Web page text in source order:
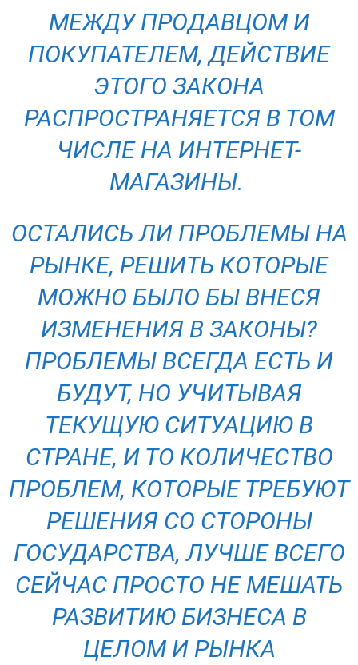
МЕЖДУ ПРОДАВЦОМ И
ПОКУПАТЕЛЕМ, ДЕЙСТВИЕ
ЭТОГО ЗАКОНА
РАСПРОСТРАНЯЕТСЯ В ТОМ
ЧИСЛЕ НА ИНТЕРНЕТ-
МАГАЗИНЫ.
ОСТАЛИСЬ ЛИ ПРОБЛЕМЫ НА
РЫНКЕ, РЕШИТЬ КОТОРЫЕ
МОЖНО БЫЛО БЫ ВНЕСЯ
ИЗМЕНЕНИЯ В ЗАКОНЫ?
ПРОБЛЕМЫ ВСЕГДА ЕСТЬ И
БУДУТ, НО УЧИТЫВАЯ
ТЕКУЩУЮ СИТУАЦИЮ В
СТРАНЕ, И ТО КОЛИЧЕСТВО
ПРОБЛЕМ, КОТОРЫЕ ТРЕБУЮТ
РЕШЕНИЯ СО СТОРОНЫ
ГОСУДАРСТВА, ЛУЧШЕ ВСЕГО
СЕЙЧАС ПРОСТО НЕ МЕШАТЬ
РАЗВИТИЮ БИЗНЕСА В
ЦЕЛОМ И РЫНКА